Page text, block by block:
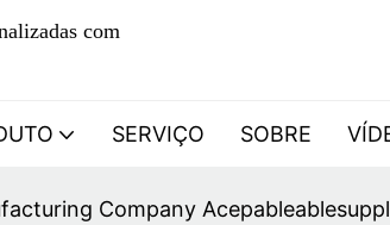
com
SERVIÇO SOBRE
Company